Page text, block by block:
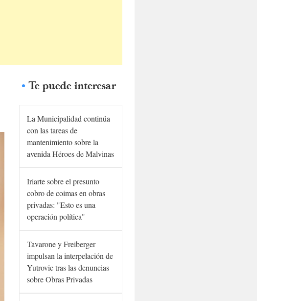
Te puede interesar
La Municipalidad continúa
con las tareas de
mantenimiento sobre la
avenida Héroes de Malvinas
Iriarte sobre el presunto
cobro de coimas en obras
privadas: "Esto es una
operación política"
Tavarone y Freiberger
impulsan la interpelación de
Yutrovic tras las denuncias
sobre Obras Privadas